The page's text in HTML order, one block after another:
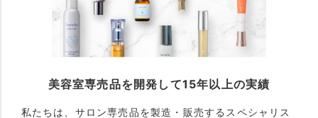
美容室専売品を開発して15年以上の実績
私たちは、サロン専売品を製造・販売するスペシャリス